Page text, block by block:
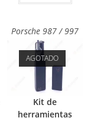
Porsche 987 / 997
AGOTADO
Kit de
herramientas